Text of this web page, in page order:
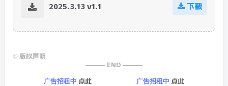
2025.3.13 v1.1 下载
© 版权声明
——— END ———
广告招租中 点此 广告招租中 点此